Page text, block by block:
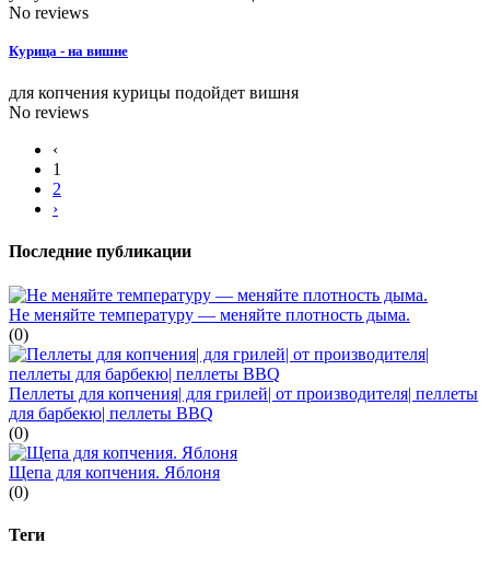
No reviews
Курица - на вишне
для копчения курицы подойдет вишня
No reviews
‹
1
2
›
Последние публикации
Не меняйте температуру — меняйте плотность дыма.
(0)
Пеллеты для копчения| для грилей| от производителя| пеллеты
для барбекю| пеллеты BBQ
(0)
Щепа для копчения. Яблоня
(0)
Теги